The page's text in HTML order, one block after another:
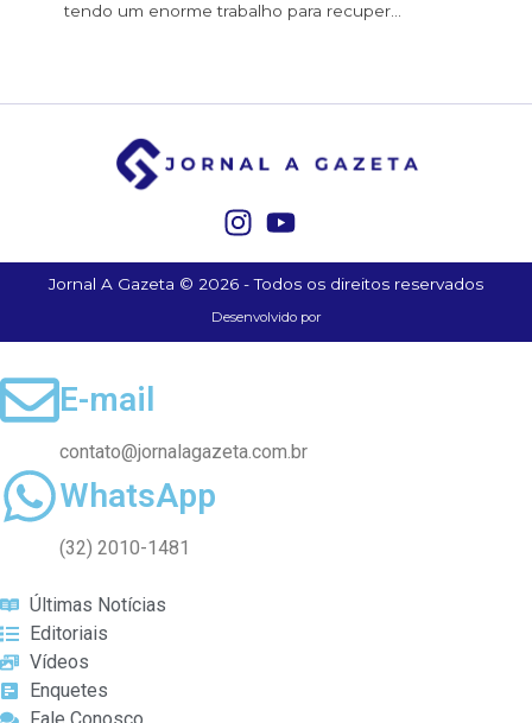
tendo um enorme trabalho para recuper...
Jornal A Gazeta © 2026 - Todos os direitos reservados
Desenvolvido por
E-mail
contato@jornalagazeta.com.br
WhatsApp
(32) 2010-1481
Últimas Notícias
Editoriais
Vídeos
Enquetes